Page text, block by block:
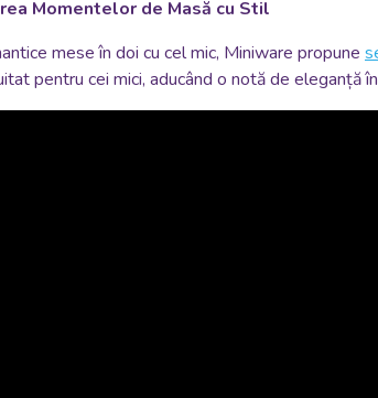
Momentelor de Masă cu Stil
mese în doi cu cel mic, Miniware propune
pentru cei mici, aducând o notă de